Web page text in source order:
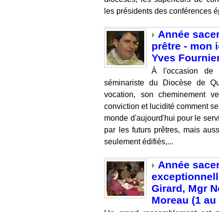
les présidents des conférences
Année
prêtre - mon
Yves
À l'occasion de
séminariste du Diocèse de
vocation, son cheminement
conviction et lucidité comment
monde d'aujourd'hui pour le
par les futurs prêtres, mais
seulement édifiés,...
Année
Girard, Mgr
Moreau (1